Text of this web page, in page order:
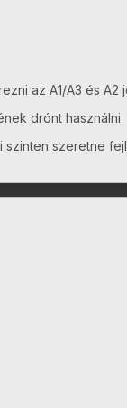
az A1/A3 és A2
drónt használni
szeretne